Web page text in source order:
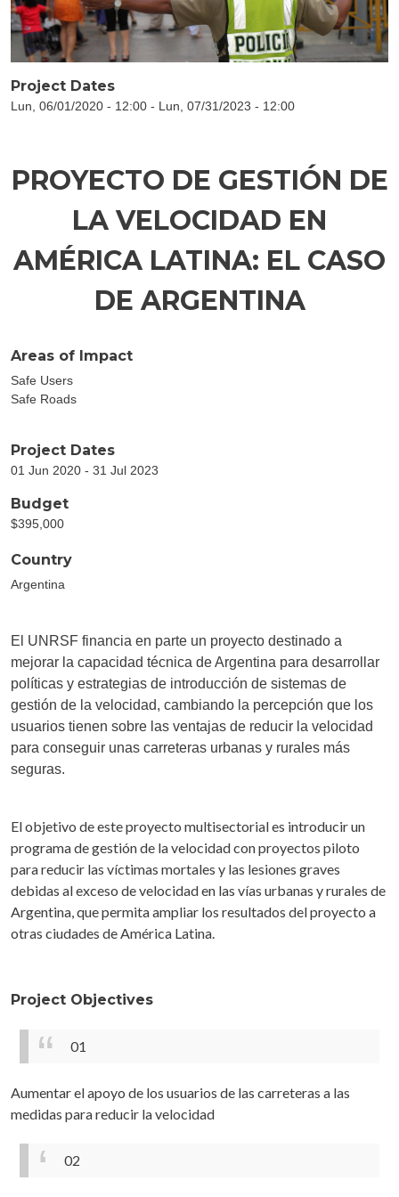
Project Dates
Lun, 06/01/2020 - 12:00 - Lun, 07/31/2023 - 12:00
PROYECTO DE GESTIÓN DE
LA VELOCIDAD EN
AMÉRICA LATINA: EL CASO
DE ARGENTINA
Areas of Impact
Safe Users
Safe Roads
Project Dates
01 Jun 2020 - 31 Jul 2023
Budget
$395,000
Country
Argentina
El UNRSF financia en parte un proyecto destinado a
mejorar la capacidad técnica de Argentina para desarrollar
políticas y estrategias de introducción de sistemas de
gestión de la velocidad, cambiando la percepción que los
usuarios tienen sobre las ventajas de reducir la velocidad
para conseguir unas carreteras urbanas y rurales más
seguras.
El objetivo de este proyecto multisectorial es introducir un
programa de gestión de la velocidad con proyectos piloto
para reducir las víctimas mortales y las lesiones graves
debidas al exceso de velocidad en las vías urbanas y rurales de
Argentina, que permita ampliar los resultados del proyecto a
otras ciudades de América Latina.
Project Objectives
01
Aumentar el apoyo de los usuarios de las carreteras a las
medidas para reducir la velocidad
02